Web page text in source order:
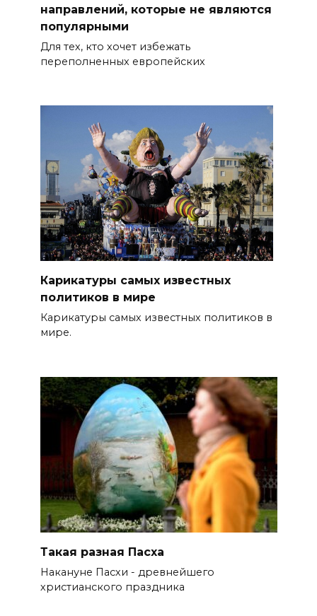
направлений, которые не являются
популярными
Для тех, кто хочет избежать
переполненных европейских
Карикатуры самых известных
политиков в мире
Карикатуры самых известных политиков в
мире.
Такая разная Пасха
Накануне Пасхи - древнейшего
христианского праздника